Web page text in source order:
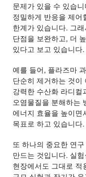
문제가 있을 수 있습니
정밀하게 반응을 제어
한계가 있습니다. 그
단점을 보완하고, 더
있다고 보고 있습니다.
예를 들어 , 플라즈마
단순히 제거하는 것이
강력한 수산화 라디컬
오염물질을 분해하는
에너지 효율을 높이면
목표로 하고 있습니다.
또 하나의 중요한 연
만드는 것입니다. 실험
현장에서도 그대로 적